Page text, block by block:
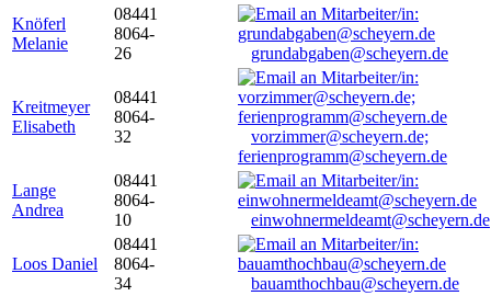
Knöferl
Melanie
08441
8064-
26
grundabgaben@scheyern.de
Kreitmeyer
Elisabeth
08441
8064-
32
vorzimmer@scheyern.de;
ferienprogramm@scheyern.de
Lange
Andrea
08441
8064-
10
einwohnermeldeamt@scheyern.de
Loos Daniel
08441
8064-
34
bauamthochbau@scheyern.de